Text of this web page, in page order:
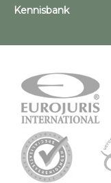
Kennisbank